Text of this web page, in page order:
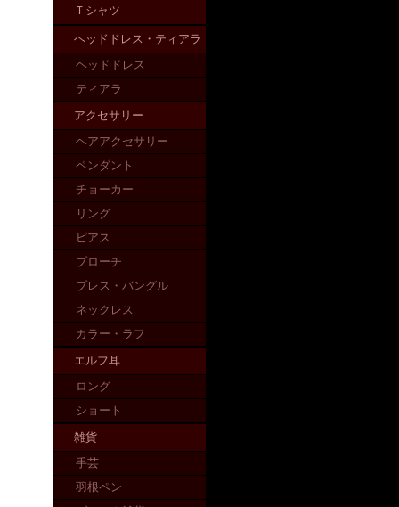
Ｔシャツ
ヘッドドレス・ティアラ
ヘッドドレス
ティアラ
アクセサリー
ヘアアクセサリー
ペンダント
チョーカー
リング
ピアス
ブローチ
ブレス・バングル
ネックレス
カラー・ラフ
エルフ耳
ロング
ショート
雑貨
手芸
羽根ペン